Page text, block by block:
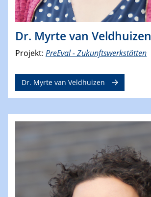
Dr. Myrte van Veldhuizen
Projekt: PreEval - Zukunftswerkstätten
Dr. Myrte van Veldhuizen